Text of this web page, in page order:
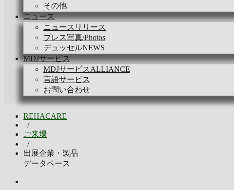
その他
ニュース
ニュースリリース
プレス写真/Photos
デュッセルNEWS
MDJサービス
MDJサービスALLIANCE
言語サービス
お問い合わせ
REHACARE
/
ご来場
/
出展企業・製品
データベース